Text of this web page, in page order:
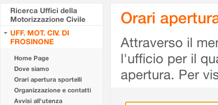
Ricerca Uffici della
Motorizzazione Civile
UFF. MOT. CIV. DI
FROSINONE
Home Page
Dove siamo
Orari apertura sportelli
Organizzazione e contatti
Avvisi all'utenza
Orari
Attraverso il
l'ufficio per il
apertura. Per